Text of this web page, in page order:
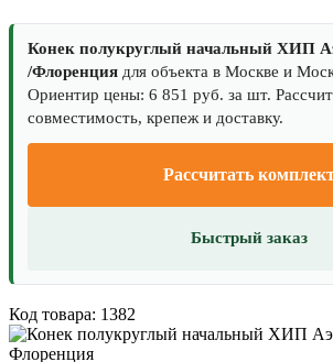
Конек полукруглый начальный ХИП
/Флоренция для объекта в Москве и
Ориентир цены: 6 851 руб. за шт.
совместимость, крепеж и доставку.
Рассчитать
Быстрый заказ
Код товара: 1382